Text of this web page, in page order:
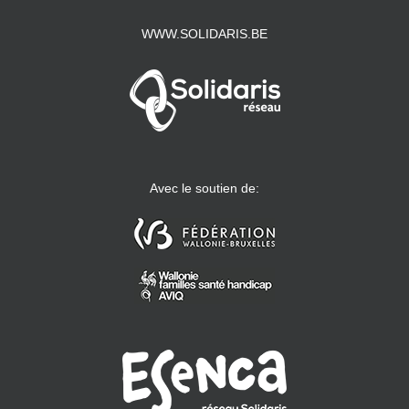
WWW.SOLIDARIS.BE
Avec le soutien de: